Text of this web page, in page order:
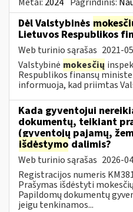
Dėl Valstybinės
Lietuvos Respublikos
Web turinio sąrašas 2021-
Valstybinė mokesčių
Respublikos finansų
informuoja, kad priimtas
Kada gyventojui
dokumentų, teikiant
(gyventojų pajamų,
išdėstymo dalimis?
Web turinio sąrašas 2026-
Registracijos numeris
Prašymas išdėstyti mokesčių
Papildomų dokumentų
jeigu tenkinamos...